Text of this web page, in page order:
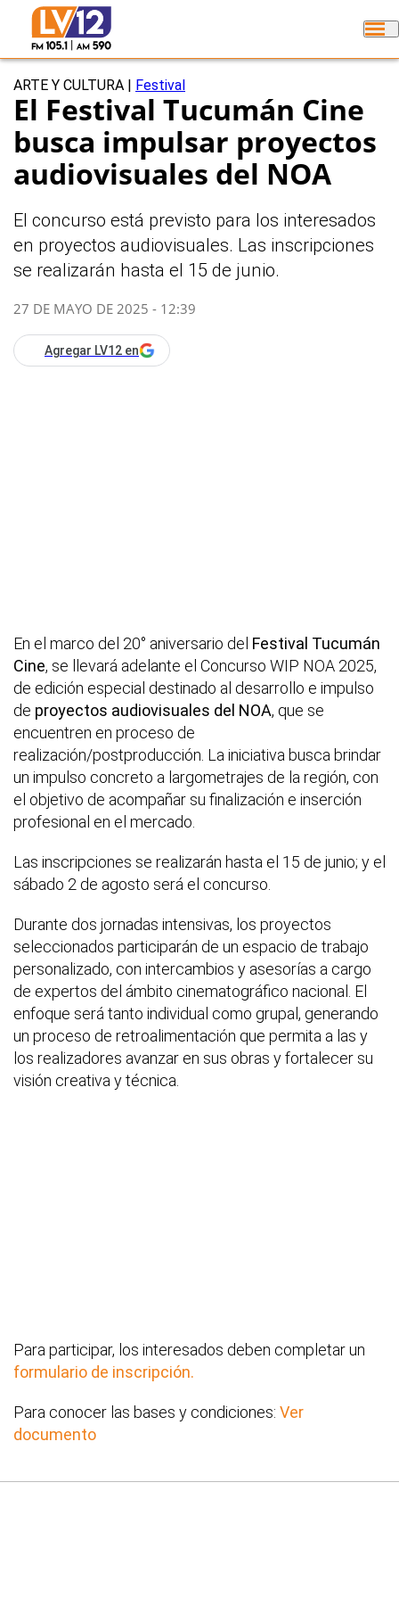
ARTE Y CULTURA Festival
El Festival Tucumán Cine
busca impulsar proyectos
audiovisuales del NOA
El concurso está previsto para los interesados
en proyectos audiovisuales. Las inscripciones
se realizarán hasta el 15 de junio.
27 DE MAYO DE 2025 - 12:39
Agregar LV12 en
En el marco del 20° aniversario del Festival Tucumán
Cine, se llevará adelante el Concurso WIP NOA 2025,
de edición especial destinado al desarrollo e impulso
de proyectos audiovisuales del NOA, que se
encuentren en proceso de
realización/postproducción. La iniciativa busca brindar
un impulso concreto a largometrajes de la región, con
el objetivo de acompañar su finalización e inserción
profesional en el mercado.
Las inscripciones se realizarán hasta el 15 de junio; y el
sábado 2 de agosto será el concurso.
Durante dos jornadas intensivas, los proyectos
seleccionados participarán de un espacio de trabajo
personalizado, con intercambios y asesorías a cargo
de expertos del ámbito cinematográfico nacional. El
enfoque será tanto individual como grupal, generando
un proceso de retroalimentación que permita a las y
los realizadores avanzar en sus obras y fortalecer su
visión creativa y técnica.
Para participar, los interesados deben completar un
formulario de inscripción.
Para conocer las bases y condiciones: Ver
documento